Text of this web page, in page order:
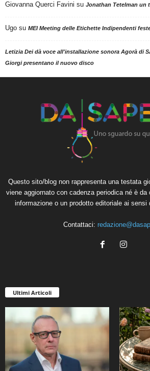
Giovanna Querci Favini su Jonathan Tetelman un
Ugo su MEI Meeting delle Etichette Indipendenti
Letizia Dei dà voce all'installazione sonora Agorà di
Giorgi presentano il nuovo disco
Questo sito/blog non rappresenta una testata
viene aggiornato con cadenza periodica né è
informazione o un prodotto editoriale ai sensi
Contattaci:
Ultimi Articoli